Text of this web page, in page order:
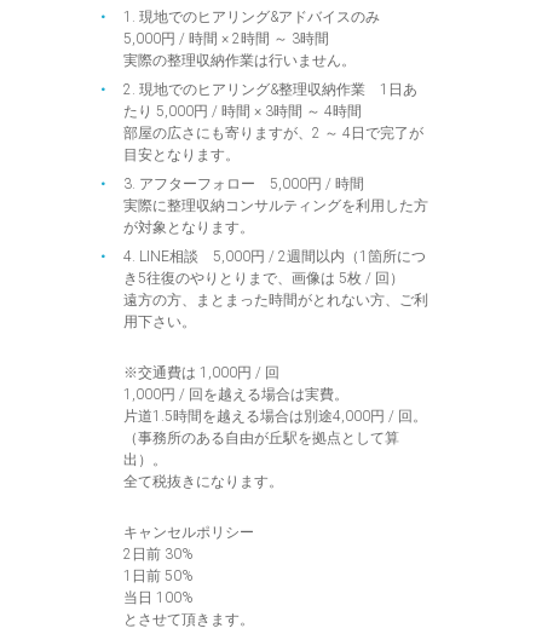
1. 現地でのヒアリング&アドバイスのみ
5,000円 / 時間 × 2時間 ～ 3時間
実際の整理収納作業は行いません。
2. 現地でのヒアリング&整理収納作業 1日あ
たり 5,000円 / 時間 × 3時間 ～ 4時間
部屋の広さにも寄りますが、2 ～ 4日で完了が
目安となります。
3. アフターフォロー 5,000円 / 時間
実際に整理収納コンサルティングを利用した方
が対象となります。
4. LINE相談 5,000円 / 2週間以内（1箇所につ
き5往復のやりとりまで、画像は 5枚 / 回）
遠方の方、まとまった時間がとれない方、ご利
用下さい。
※交通費は 1,000円 / 回
1,000円 / 回を越える場合は実費。
片道1.5時間を越える場合は別途4,000円 / 回。
（事務所のある自由が丘駅を拠点として算
出）。
全て税抜きになります。
キャンセルポリシー
2日前 30%
1日前 50%
当日 100%
とさせて頂きます。